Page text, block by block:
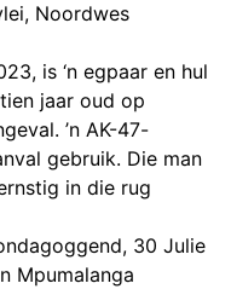
Noordwes
is ‘n egpaar en hul
jaar oud op
’n AK-47-
gebruik. Die man
in die rug
30 Julie
Mpumalanga